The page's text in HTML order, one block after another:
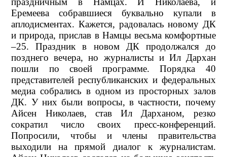
Еремеева собравшиеся буквально купали в
аплодисментах. Кажется, радовалась новому ДК
и природа, прислав в Намцы весьма комфортные
–25. Праздник в новом ДК продолжался до
позднего вечера, но журналисты и Ил Дархан
пошли по своей программе. Порядка 40
представителей республиканских и федеральных
медиа собрались в одном из просторных залов
ДК. У них были вопросы, в частности, почему
Айсен Николаев, став Ил Дарханом, резко
сократил число своих пресс-конференций.
Попросили, чтобы и члены правительства
выходили на прямой диалог к журналистам.